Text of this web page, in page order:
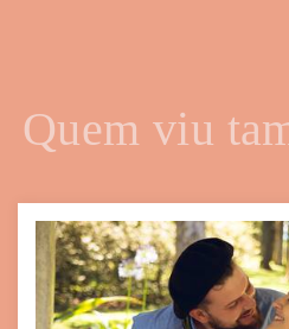
Quem viu